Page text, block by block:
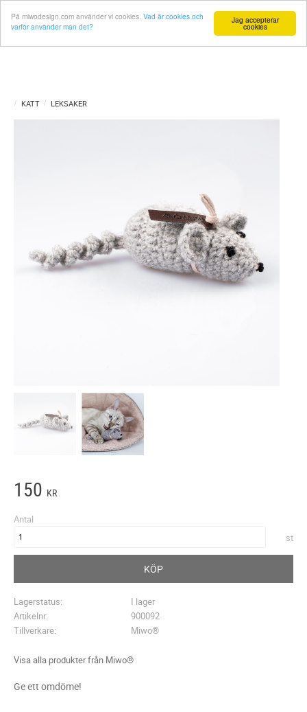
Jag accepterar
cookies
På miwodesign.com använder vi cookies. Vad är cookies och
varför använder man det?
KATT LEKSAKER
150 KR
Antal
st
KÖP
Lagerstatus
I lager
Artikelnr
900092
Tillverkare
Miwo®
Visa alla produkter från Miwo®
Ge ett omdöme!